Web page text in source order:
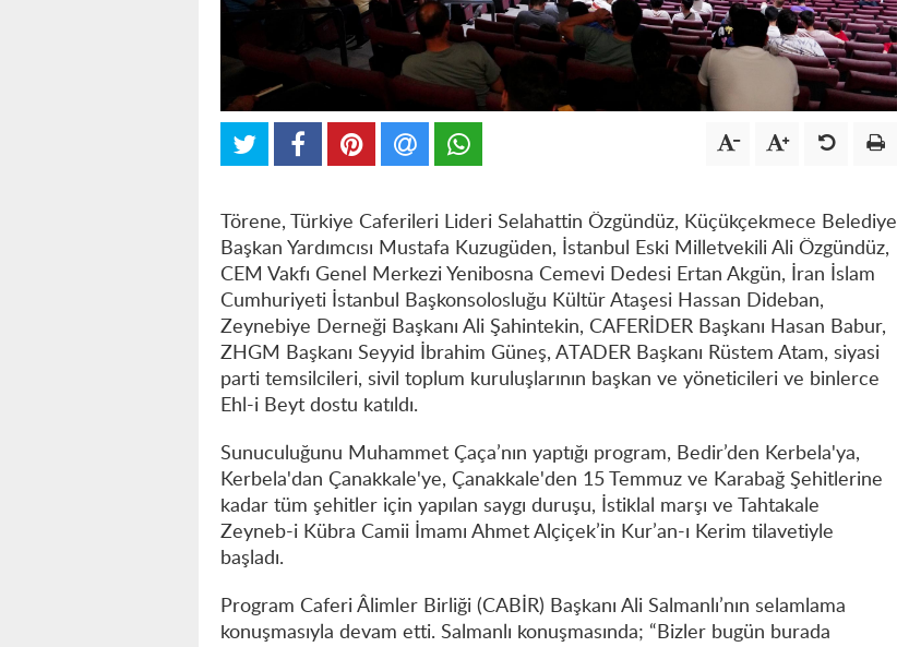
Törene, Türkiye Caferileri Lideri Selahattin Özgündüz, Küçükçekmece Belediye
Başkan Yardımcısı Mustafa Kuzugüden, İstanbul Eski Milletvekili Ali Özgündüz,
CEM Vakfı Genel Merkezi Yenibosna Cemevi Dedesi Ertan Akgün, İran İslam
Cumhuriyeti İstanbul Başkonsolosluğu Kültür Ataşesi Hassan Dideban,
Zeynebiye Derneği Başkanı Ali Şahintekin, CAFERİDER Başkanı Hasan Babur,
ZHGM Başkanı Seyyid İbrahim Güneş, ATADER Başkanı Rüstem Atam, siyasi
parti temsilcileri, sivil toplum kuruluşlarının başkan ve yöneticileri ve binlerce
Ehl-i Beyt dostu katıldı.
Sunuculuğunu Muhammet Çaça’nın yaptığı program, Bedir’den Kerbela'ya,
Kerbela'dan Çanakkale'ye, Çanakkale'den 15 Temmuz ve Karabağ Şehitlerine
kadar tüm şehitler için yapılan saygı duruşu, İstiklal marşı ve Tahtakale
Zeyneb-i Kübra Camii İmamı Ahmet Alçiçek’in Kur’an-ı Kerim tilavetiyle
başladı.
Program Caferi Âlimler Birliği (CABİR) Başkanı Ali Salmanlı’nın selamlama
konuşmasıyla devam etti. Salmanlı konuşmasında; “Bizler bugün burada